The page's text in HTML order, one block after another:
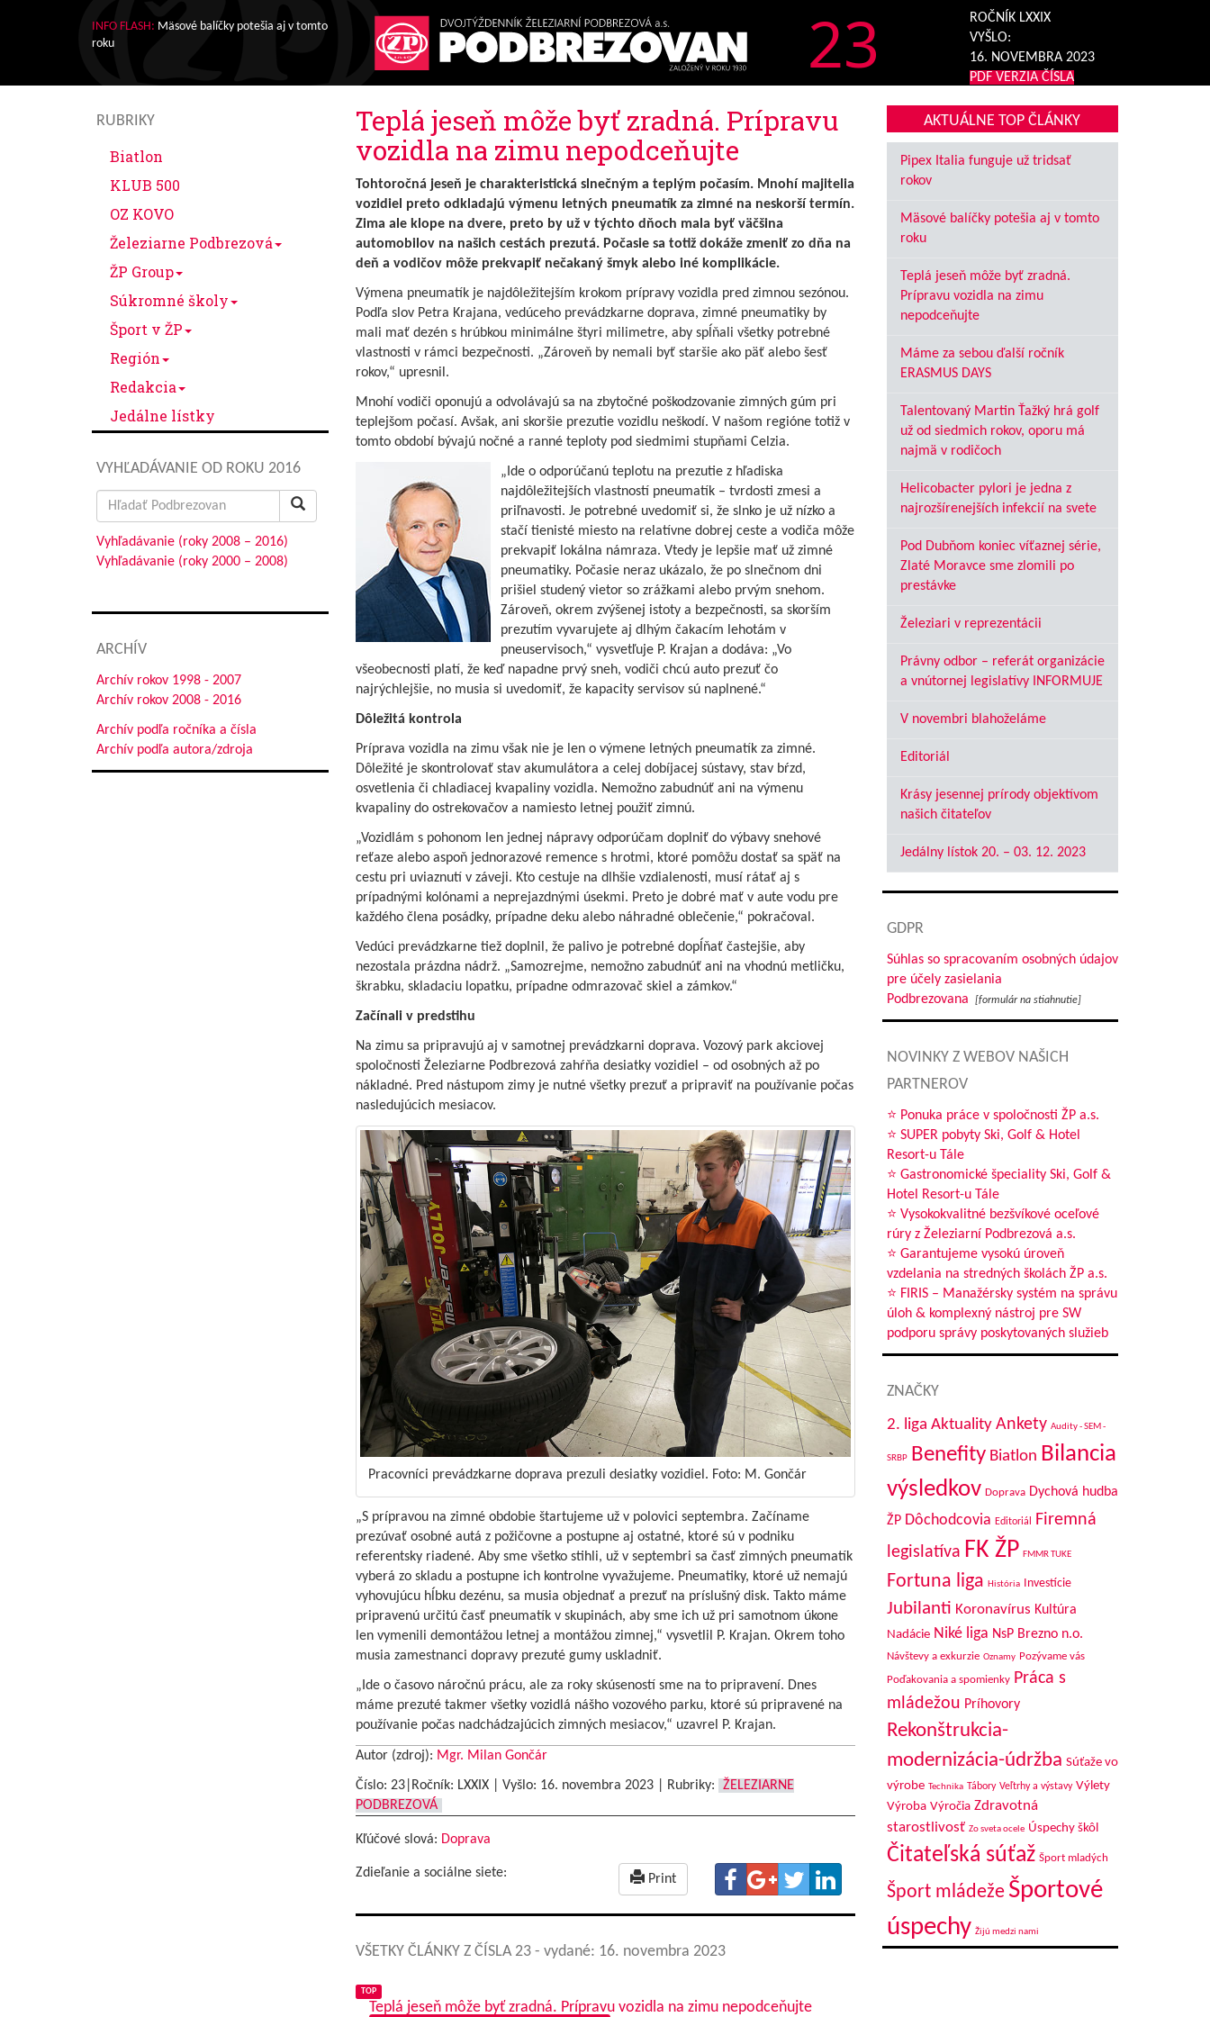
INFO FLASH: Mäsové balíčky potešia aj v tomto
roku
23
ROČNÍK LXXIX
VYŠLO:
16. NOVEMBRA 2023
PDF VERZIA ČÍSLA
RUBRIKY
Biatlon
KLUB 500
OZ KOVO
Železiarne Podbrezová
ŽP Group
Súkromné školy
Šport v ŽP
Región
Redakcia
Jedálne lístky
VYHĽADÁVANIE OD ROKU 2016
Search
for:
Vyhľadávanie (roky 2008 – 2016)
Vyhľadávanie (roky 2000 – 2008)
ARCHÍV
Archív rokov 1998 - 2007
Archív rokov 2008 - 2016
Archív podľa ročníka a čísla
Archív podľa autora/zdroja
Teplá jeseň môže byť zradná. Prípravu
vozidla na zimu nepodceňujte
Tohtoročná jeseň je charakteristická slnečným a teplým počasím. Mnohí majitelia
vozidiel preto odkladajú výmenu letných pneumatík za zimné na neskorší termín.
Zima ale klope na dvere, preto by už v týchto dňoch mala byť väčšina
automobilov na našich cestách prezutá. Počasie sa totiž dokáže zmeniť zo dňa na
deň a vodičov môže prekvapiť nečakaný šmyk alebo iné komplikácie.
Výmena pneumatík je najdôležitejším krokom prípravy vozidla pred zimnou sezónou.
Podľa slov Petra Krajana, vedúceho prevádzkarne doprava, zimné pneumatiky by
mali mať dezén s hrúbkou minimálne štyri milimetre, aby spĺňali všetky potrebné
vlastnosti v rámci bezpečnosti. „Zároveň by nemali byť staršie ako päť alebo šesť
rokov,“ upresnil.
Mnohí vodiči oponujú a odvolávajú sa na zbytočné poškodzovanie zimných gúm pri
teplejšom počasí. Avšak, ani skoršie prezutie vozidlu neškodí. V našom regióne totiž v
tomto období bývajú nočné a ranné teploty pod siedmimi stupňami Celzia.
„Ide o odporúčanú teplotu na prezutie z hľadiska
najdôležitejších vlastností pneumatík – tvrdosti zmesi a
priľnavosti. Je potrebné uvedomiť si, že slnko je už nízko a
stačí tienisté miesto na relatívne dobrej ceste a vodiča môže
prekvapiť lokálna námraza. Vtedy je lepšie mať už zimné
pneumatiky. Počasie neraz ukázalo, že po slnečnom dni
prišiel studený vietor so zrážkami alebo prvým snehom.
Zároveň, okrem zvýšenej istoty a bezpečnosti, sa skorším
prezutím vyvarujete aj dlhým čakacím lehotám v
pneuservisoch,“ vysvetľuje P. Krajan a dodáva: „Vo
všeobecnosti platí, že keď napadne prvý sneh, vodiči chcú auto prezuť čo
najrýchlejšie, no musia si uvedomiť, že kapacity servisov sú naplnené.“
Dôležitá kontrola
Príprava vozidla na zimu však nie je len o výmene letných pneumatík za zimné.
Dôležité je skontrolovať stav akumulátora a celej dobíjacej sústavy, stav bŕzd,
osvetlenia či chladiacej kvapaliny vozidla. Nemožno zabudnúť ani na výmenu
kvapaliny do ostrekovačov a namiesto letnej použiť zimnú.
„Vozidlám s pohonom len jednej nápravy odporúčam doplniť do výbavy snehové
reťaze alebo aspoň jednorazové remence s hrotmi, ktoré pomôžu dostať sa späť na
cestu pri uviaznutí v záveji. Kto cestuje na dlhšie vzdialenosti, musí rátať aj s
prípadnými kolónami a neprejazdnými úsekmi. Preto je dobré mať v aute vodu pre
každého člena posádky, prípadne deku alebo náhradné oblečenie,“ pokračoval.
Vedúci prevádzkarne tiež doplnil, že palivo je potrebné dopĺňať častejšie, aby
nezostala prázdna nádrž. „Samozrejme, nemožno zabudnúť ani na vhodnú metličku,
škrabku, skladaciu lopatku, prípadne odmrazovač skiel a zámkov.“
Začínali v predstihu
Na zimu sa pripravujú aj v samotnej prevádzkarni doprava. Vozový park akciovej
spoločnosti Železiarne Podbrezová zahŕňa desiatky vozidiel – od osobných až po
nákladné. Pred nástupom zimy je nutné všetky prezuť a pripraviť na používanie počas
nasledujúcich mesiacov.
Pracovníci prevádzkarne doprava prezuli desiatky vozidiel. Foto: M. Gončár
„S prípravou na zimné obdobie štartujeme už v polovici septembra. Začíname
prezúvať osobné autá z požičovne a postupne aj ostatné, ktoré sú v podniku
referentsky riadené. Aby sme všetko stihli, už v septembri sa časť zimných pneumatík
vyberá zo skladu a postupne ich kontrolne vyvažujeme. Pneumatiky, ktoré už nemajú
vyhovujúcu hĺbku dezénu, sa musia objednať a prezuť na príslušný disk. Takto máme
pripravenú určitú časť pneumatík v skupinách, aby sme ich už pri samotnom úkone
len vymenili demontážou letnej a montážou zimnej,“ vysvetlil P. Krajan. Okrem toho
musia zamestnanci dopravy prezuté gumy uskladniť.
„Ide o časovo náročnú prácu, ale za roky skúseností sme na to pripravení. Dnes
máme prezuté takmer všetky vozidlá nášho vozového parku, ktoré sú pripravené na
používanie počas nadchádzajúcich zimných mesiacov,“ uzavrel P. Krajan.
Autor (zdroj): Mgr. Milan Gončár
Číslo: 23|Ročník: LXXIX | Vyšlo: 16. novembra 2023| Rubriky:
ŽELEZIARNE
PODBREZOVÁ
Kľúčové slová: Doprava
Zdieľanie a sociálne siete: Print
VŠETKY ČLÁNKY Z ČÍSLA 23 - vydané: 16. novembra 2023
TOP
Teplá jeseň môže byť zradná. Prípravu vozidla na zimu nepodceňujte
AKTUÁLNE TOP ČLÁNKY
Pipex Italia funguje už tridsať
rokov
Mäsové balíčky potešia aj v tomto
roku
Teplá jeseň môže byť zradná.
Prípravu vozidla na zimu
nepodceňujte
Máme za sebou ďalší ročník
ERASMUS DAYS
Talentovaný Martin Ťažký hrá golf
už od siedmich rokov, oporu má
najmä v rodičoch
Helicobacter pylori je jedna z
najrozšírenejších infekcií na svete
Pod Dubňom koniec víťaznej série,
Zlaté Moravce sme zlomili po
prestávke
Železiari v reprezentácii
Právny odbor – referát organizácie
a vnútornej legislatívy INFORMUJE
V novembri blahoželáme
Editoriál
Krásy jesennej prírody objektívom
našich čitateľov
Jedálny lístok 20. – 03. 12. 2023
GDPR
Súhlas so spracovaním osobných údajov
pre účely zasielania
Podbrezovana
[formulár na stiahnutie]
NOVINKY Z WEBOV NAŠICH
PARTNEROV
⭐ Ponuka práce v spoločnosti ŽP a.s.
⭐ SUPER pobyty Ski, Golf & Hotel
Resort-u Tále
⭐ Gastronomické špeciality Ski, Golf &
Hotel Resort-u Tále
⭐ Vysokokvalitné bezšvíkové oceľové
rúry z Železiarní Podbrezová a.s.
⭐ Garantujeme vysokú úroveň
vzdelania na stredných školách ŽP a.s.
⭐ FIRIS – Manažérsky systém na správu
úloh & komplexný nástroj pre SW
podporu správy poskytovaných služieb
ZNAČKY
2. liga Aktuality Ankety Audity - SEM -
SRBP Benefity Biatlon Bilancia
výsledkov Doprava Dychová hudba
ŽP Dôchodcovia Editoriál
Firemná
legislatíva FK ŽP FMMR TUKE
Fortuna liga História Investície
Jubilanti Koronavírus Kultúra
Nadácie Niké liga NsP Brezno n.o.
Návštevy a exkurzie Oznamy Pozývame vás
Poďakovania a spomienky Práca s
mládežou Príhovory
Rekonštrukcia-
modernizácia-údržba Súťaže vo
výrobe Technika Tábory Veľtrhy a výstavy Výlety
Výroba Výročia Zdravotná
starostlivosť Zo sveta ocele Úspechy škôl
Čitateľská súťaž Šport mladých
Šport mládeže Športové
úspechy Žijú medzi nami